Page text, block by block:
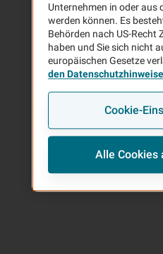
0 Ergebnisse in
Zurück zu den Ergebnissen
E-Mail
Route
Unternehmen in oder aus
werden können. Es
Behörden nach US-Recht
haben und Sie sich nicht
europäischen Gesetze
den
Cookie-
Alle Cookies